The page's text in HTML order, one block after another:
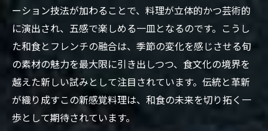
ーション技法が加わることで、料理が立体的かつ芸術的
に演出され、五感で楽しめる一皿となるのです。こうし
た和食とフレンチの融合は、季節の変化を感じさせる旬
の素材の魅力を最大限に引き出しつつ、食文化の境界を
越えた新しい試みとして注目されています。伝統と革新
が織り成すこの新感覚料理は、和食の未来を切り拓く一
歩として期待されています。